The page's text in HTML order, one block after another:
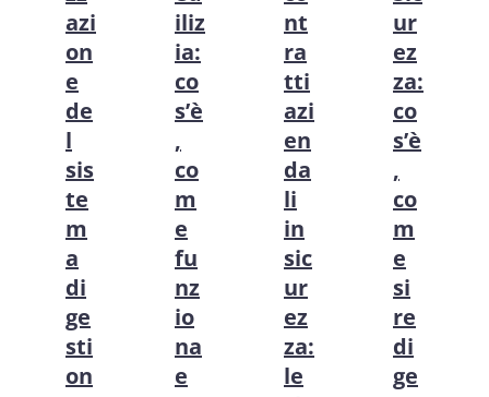
azi
on
e
de
l
sis
te
m
a
di
ge
sti
on
iliz
ia:
co
s’è
,
co
m
e
fu
nz
io
na
e
nt
ra
tti
azi
en
da
li
in
sic
ur
ez
za:
le
ur
ez
za:
co
s’è
,
co
m
e
si
re
di
ge